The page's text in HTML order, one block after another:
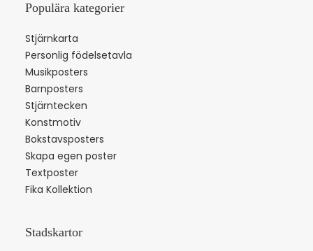
Populära kategorier
Stjärnkarta
Personlig födelsetavla
Musikposters
Barnposters
Stjärntecken
Konstmotiv
Bokstavsposters
Skapa egen poster
Textposter
Fika Kollektion
Stadskartor